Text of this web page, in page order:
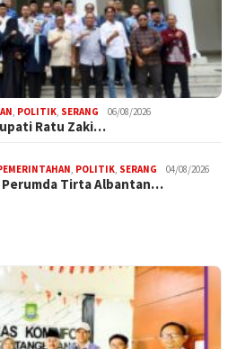
POLITIK SERANG 06/08/2026
Ratu Zaki…
POLITIK SERANG 04/08/2026
Perumda Tirta Albantan…